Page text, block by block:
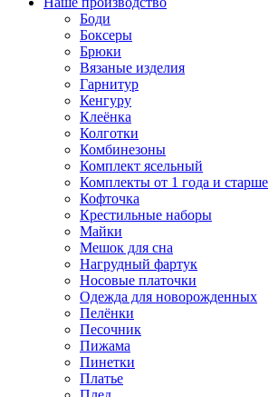
Боди
Боксеры
Брюки
Вязаные изделия
Гарнитур
Кенгуру
Клеёнка
Колготки
Комбинезоны
Комплект ясельный
Комплекты от 1 года и старше
Кофточка
Крестильные наборы
Майки
Мешок для сна
Нагрудный фартук
Носовые платочки
Одежда для новорожденных
Пелёнки
Песочник
Пижама
Пинетки
Платье